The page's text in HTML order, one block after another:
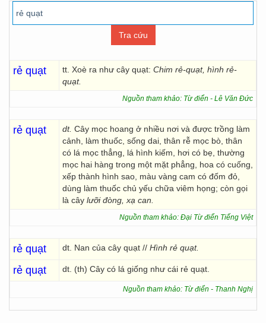
rẻ quạt tt. Xoè ra như cây quạt: Chim rẻ-quạt, hình rẻ-
quạt.
Nguồn tham khảo: Từ điển - Lê Văn Đức
rẻ quạt dt. Cây mọc hoang ở nhiều nơi và được trồng làm
cảnh, làm thuốc, sống dai, thân rễ mọc bò, thân
có lá mọc thẳng, lá hình kiếm, hơi có bẹ, thường
mọc hai hàng trong một mặt phẳng, hoa có cuống,
xếp thành hình sao, màu vàng cam có đốm đỏ,
dùng làm thuốc chủ yếu chữa viêm họng; còn gọi
là cây lưỡi đòng, xạ can.
Nguồn tham khảo: Đại Từ điển Tiếng Việt
rẻ quạt dt. Nan của cây quạt // Hình rẻ quạt.
rẻ quạt dt. (th) Cây có lá giống như cái rẻ quạt.
Nguồn tham khảo: Từ điển - Thanh Nghị